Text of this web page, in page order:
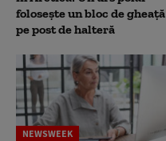
folosește un bloc de gheață
pe post de halteră
NEWSWEEK